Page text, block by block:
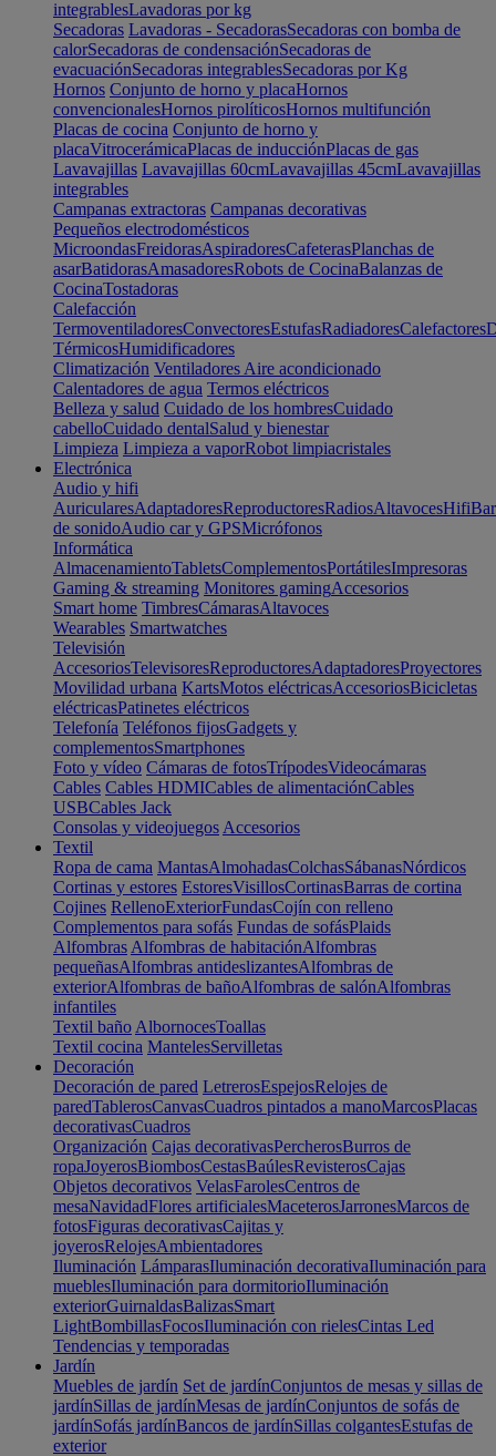
integrablesLavadoras por kg
Secadoras Lavadoras - SecadorasSecadoras con bomba de
calorSecadoras de condensaciónSecadoras de
evacuaciónSecadoras integrablesSecadoras por Kg
Hornos Conjunto de horno y placaHornos
convencionalesHornos pirolíticosHornos multifunción
Placas de cocina Conjunto de horno y
placaVitrocerámicaPlacas de inducciónPlacas de gas
Lavavajillas Lavavajillas 60cmLavavajillas 45cmLavavajillas
integrables
Campanas extractoras Campanas decorativas
Pequeños electrodomésticos
MicroondasFreidorasAspiradoresCafeterasPlanchas de
asarBatidorasAmasadoresRobots de CocinaBalanzas de
CocinaTostadoras
Calefacción
TermoventiladoresConvectoresEstufasRadiadoresCalefactores
TérmicosHumidificadores
Climatización Ventiladores Aire acondicionado
Calentadores de agua Termos eléctricos
Belleza y salud Cuidado de los hombresCuidado
cabelloCuidado dentalSalud y bienestar
Limpieza Limpieza a vaporRobot limpiacristales
Electrónica
Audio y hifi
AuricularesAdaptadoresReproductoresRadiosAltavocesHifi
de sonidoAudio car y GPSMicrófonos
Informática
AlmacenamientoTabletsComplementosPortátilesImpresoras
Gaming & streaming Monitores gamingAccesorios
Smart home TimbresCámarasAltavoces
Wearables Smartwatches
Televisión
AccesoriosTelevisoresReproductoresAdaptadoresProyectores
Movilidad urbana KartsMotos eléctricasAccesoriosBicicletas
eléctricasPatinetes eléctricos
Telefonía Teléfonos fijosGadgets y
complementosSmartphones
Foto y vídeo Cámaras de fotosTrípodesVideocámaras
Cables Cables HDMICables de alimentaciónCables
USBCables Jack
Consolas y videojuegos Accesorios
Textil
Ropa de cama MantasAlmohadasColchasSábanasNórdicos
Cortinas y estores EstoresVisillosCortinasBarras de cortina
Cojines RellenoExteriorFundasCojín con relleno
Complementos para sofás Fundas de sofásPlaids
Alfombras Alfombras de habitaciónAlfombras
pequeñasAlfombras antideslizantesAlfombras de
exteriorAlfombras de bañoAlfombras de salónAlfombras
infantiles
Textil baño AlbornocesToallas
Textil cocina MantelesServilletas
Decoración
Decoración de pared LetrerosEspejosRelojes de
paredTablerosCanvasCuadros pintados a manoMarcosPlacas
decorativasCuadros
Organización Cajas decorativasPercherosBurros de
ropaJoyerosBiombosCestasBaúlesRevisterosCajas
Objetos decorativos VelasFarolesCentros de
mesaNavidadFlores artificialesMaceterosJarronesMarcos de
fotosFiguras decorativasCajitas y
joyerosRelojesAmbientadores
Iluminación LámparasIluminación decorativaIluminación para
mueblesIluminación para dormitorioIluminación
exteriorGuirnaldasBalizasSmart
LightBombillasFocosIluminación con rielesCintas Led
Tendencias y temporadas
Jardín
Muebles de jardín Set de jardínConjuntos de mesas y sillas de
jardínSillas de jardínMesas de jardínConjuntos de sofás de
jardínSofás jardínBancos de jardínSillas colgantesEstufas de
exterior